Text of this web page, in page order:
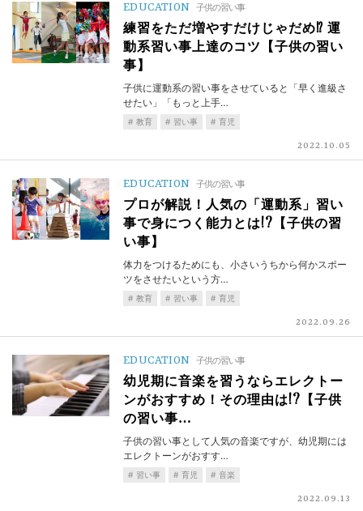
EDUCATION 子供の習い事
練習をただ増やすだけじゃだめ⁉︎ 運
動系習い事上達のコツ【子供の習い
事】
子供に運動系の習い事をさせていると「早く進級さ
せたい」「もっと上手…
教育 習い事 育児
2022.10.05
EDUCATION 子供の習い事
プロが解説！人気の「運動系」習い
事で身につく能力とは!?【子供の習
い事】
体力をつけるためにも、小さいうちから何かスポー
ツをさせたいという方…
教育 習い事 育児
2022.09.26
EDUCATION 子供の習い事
幼児期に音楽を習うならエレクトー
ンがおすすめ！その理由は!?【子供
の習い事…
子供の習い事として人気の音楽ですが、幼児期には
エレクトーンがおすす…
習い事 育児 音楽
2022.09.13